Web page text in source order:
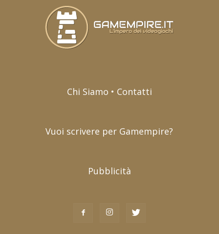
Chi Siamo • Contatti
Vuoi scrivere per Gamempire?
Pubblicità